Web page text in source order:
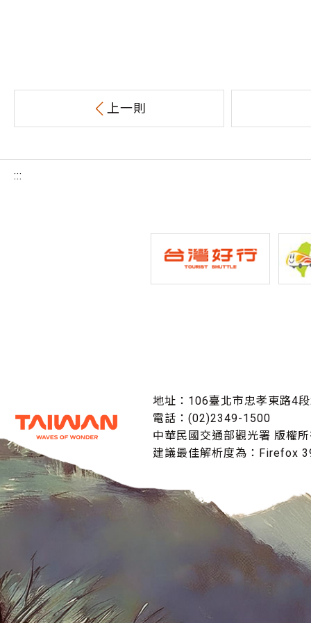
上一則
:::
地址：106臺北市忠孝東路4
電話：(02)2349-1500
中華民國交通部觀光署 版權
建議最佳解析度為：Firefox